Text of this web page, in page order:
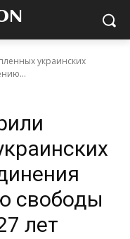
украинских
свободы
лет